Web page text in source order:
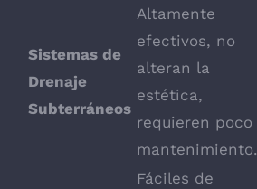
Sistemas de
Drenaje
Subterráneos
Altamente
efectivos, no
alteran la
estética,
requieren poco
mantenimiento.
Fáciles de